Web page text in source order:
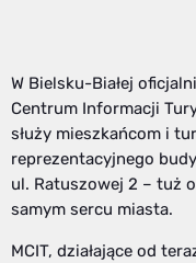
W Bielsku-Białej
Centrum Informacji
służy mieszkańcom i
reprezentacyjnego
ul. Ratuszowej 2 – tuż
samym sercu miasta.
MCIT, działające od